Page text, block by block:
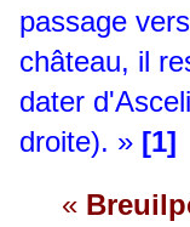
passage
château, il
dater
droite). » [1]
«